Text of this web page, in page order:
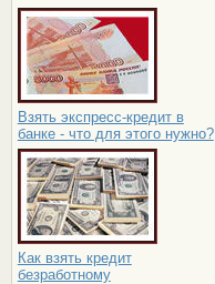
Взять экспресс-кредит в
банке - что для этого нужно?
Как взять кредит
безработному